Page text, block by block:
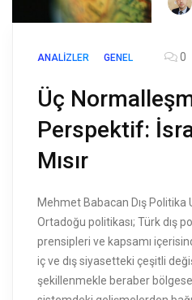
ANALIZLER GENEL 0
Üç
Perspektif:
Mısır
Mehmet Babacan Dış Politika
Ortadoğu politikası; Türk dış
prensipleri ve kapsamı
iç ve dış siyasetteki çeşitli
şekillenmekle beraber